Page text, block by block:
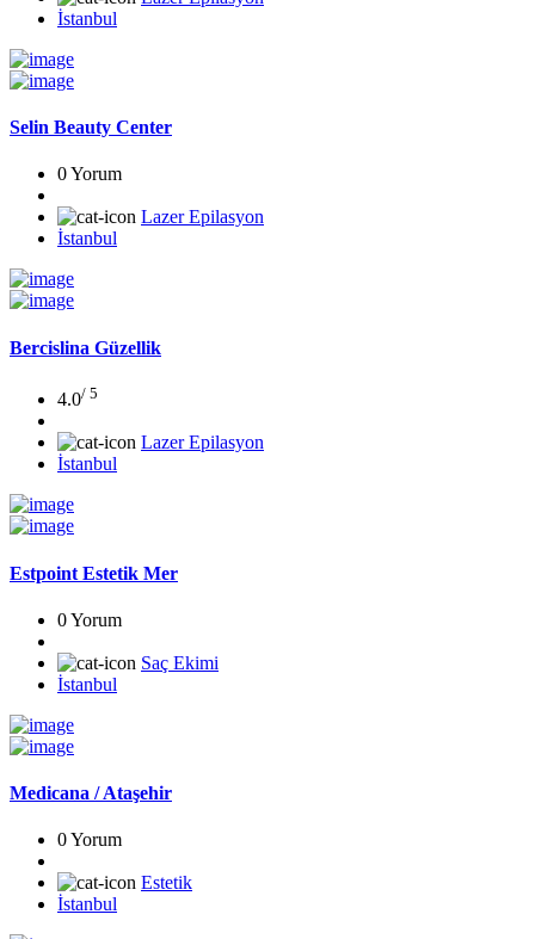
İstanbul
Selin Beauty Center
0 Yorum
Lazer Epilasyon
İstanbul
Bercislina Güzellik
4.0/ 5
Lazer Epilasyon
İstanbul
Estpoint Estetik Mer
0 Yorum
Saç Ekimi
İstanbul
Medicana / Ataşehir
0 Yorum
Estetik
İstanbul